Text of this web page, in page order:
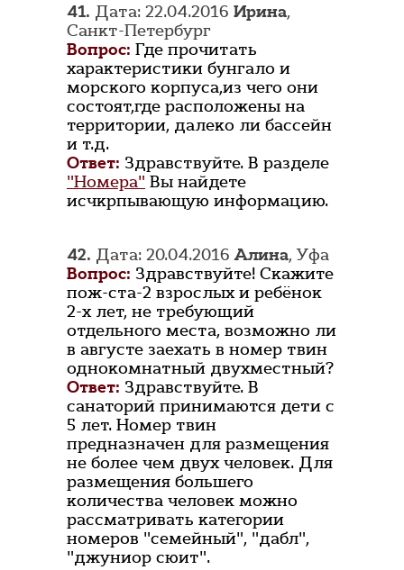
41. Дата: 22.04.2016 Ирина,
Санкт-Петербург
Вопрос: Где прочитать
характеристики бунгало и
морского корпуса,из чего они
состоят,где расположены на
территории, далеко ли бассейн
и т.д.
Ответ: Здравствуйте. В разделе
"Номера" Вы найдете
исчкрпывающую информацию.
42. Дата: 20.04.2016Алина, Уфа
Вопрос: Здравствуйте! Скажите
пож-ста-2 взрослых и ребёнок
2-х лет, не требующий
отдельного места, возможно ли
в августе заехать в номер твин
однокомнатный двухместный?
Ответ: Здравствуйте. В
санаторий принимаются дети с
5 лет. Номер твин
предназначен для размещения
не более чем двух человек. Для
размещения большего
количества человек можно
рассматривать категории
номеров "семейный", "дабл",
"джуниор сюит".